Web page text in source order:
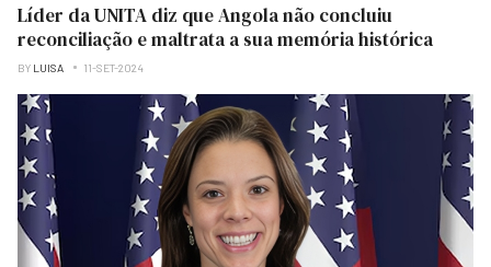
Líder da UNITA diz que Angola não concluiu
reconciliação e maltrata a sua memória histórica
BY LUISA 11-SET-2024